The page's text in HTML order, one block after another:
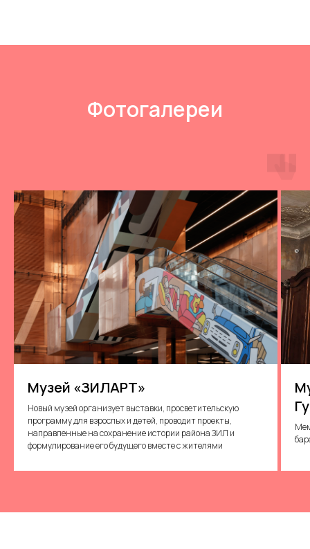
Фотогалереи
Музей «ЗИЛАРТ»
Новый музей организует выставки, просветительскую
программу для взрослых и детей, проводит проекты,
направленные на сохранение истории района ЗИЛ и
формулирование его будущего вместе с жителями